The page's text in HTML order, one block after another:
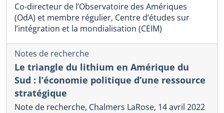
Co-directeur de l’Observatoire des Amériques
(OdA) et membre régulier, Centre d’études sur
l’intégration et la mondialisation (CEIM)
Notes de recherche
Le triangle du lithium en Amérique du
Sud : l’économie politique d’une ressource
stratégique
Note de recherche, Chalmers LaRose, 14 avril 2022